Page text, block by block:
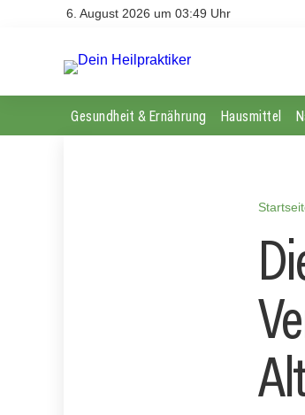
6. August 2026 um 03:49 Uhr
Gesundheit & Ernährung Hausmittel